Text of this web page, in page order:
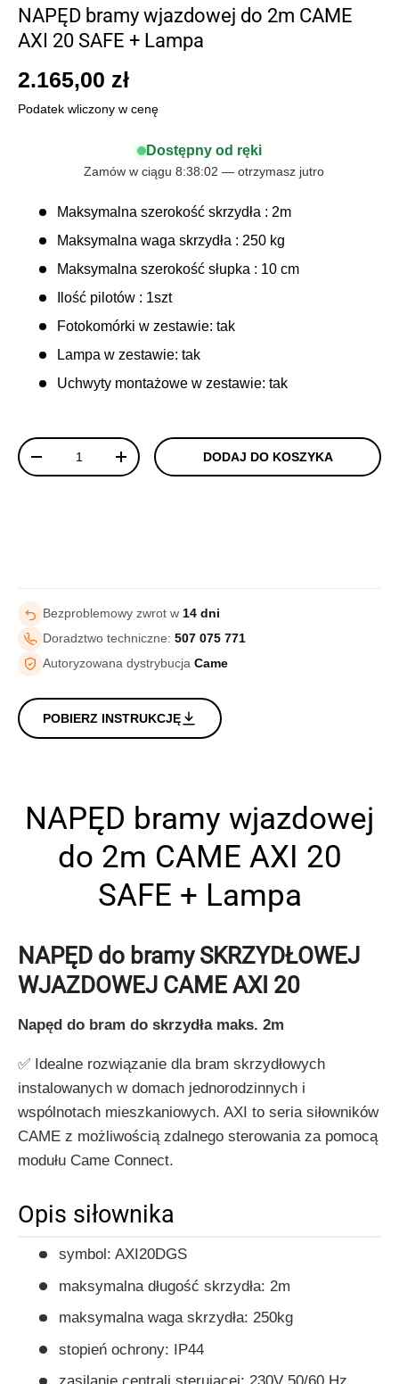
NAPĘD bramy wjazdowej do 2m CAME
AXI 20 SAFE + Lampa
2.165,00 zł
Podatek wliczony w cenę
Dostępny od ręki
Zamów w ciągu 8:38:02 — otrzymasz jutro
Maksymalna szerokość skrzydła : 2m
Maksymalna waga skrzydła : 250 kg
Maksymalna szerokość słupka : 10 cm
Ilość pilotów : 1szt
Fotokomórki w zestawie: tak
Lampa w zestawie: tak
Uchwyty montażowe w zestawie: tak
Ilość
+ DODAJ DO KOSZYKA
Bezproblemowy zwrot w 14 dni
Doradztwo techniczne: 507 075 771
Autoryzowana dystrybucja Came
POBIERZ INSTRUKCJĘ
NAPĘD bramy wjazdowej
do 2m CAME AXI 20
SAFE + Lampa
NAPĘD do bramy SKRZYDŁOWEJ
WJAZDOWEJ CAME AXI 20
Napęd do bram do skrzydła maks. 2m
✅ Idealne rozwiązanie dla bram skrzydłowych
instalowanych w domach jednorodzinnych i
wspólnotach mieszkaniowych. AXI to seria siłowników
CAME z możliwością zdalnego sterowania za pomocą
modułu Came Connect.
Opis siłownika
symbol: AXI20DGS
maksymalna długość skrzydła: 2m
maksymalna waga skrzydła: 250kg
stopień ochrony: IP44